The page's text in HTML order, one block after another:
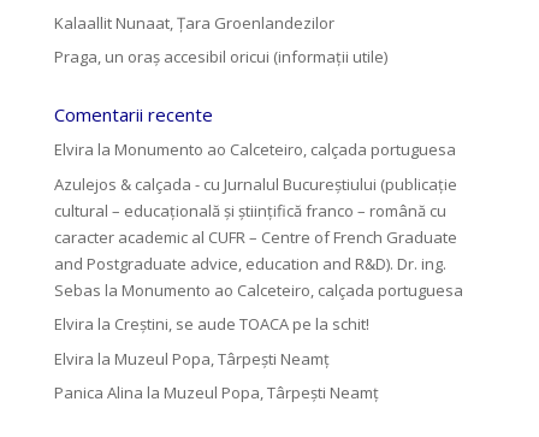
Kalaallit Nunaat, Țara Groenlandezilor
Praga, un oraș accesibil oricui (informații utile)
Comentarii recente
Elvira la Monumento ao Calceteiro, calçada portuguesa
Azulejos & calçada - cu Jurnalul Bucureștiului (publicație
cultural – educațională și științifică franco – română cu
caracter academic al CUFR – Centre of French Graduate
and Postgraduate advice, education and R&D). Dr. ing.
Sebas la Monumento ao Calceteiro, calçada portuguesa
Elvira la Creştini, se aude TOACA pe la schit!
Elvira la Muzeul Popa, Târpeşti Neamţ
Panica Alina la Muzeul Popa, Târpeşti Neamţ